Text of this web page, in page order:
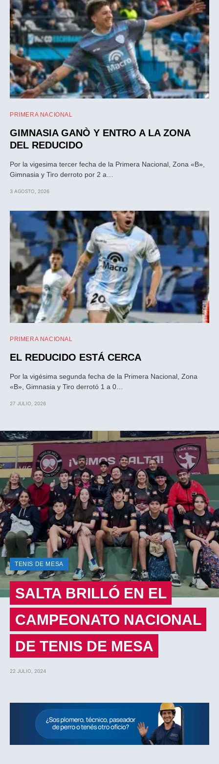
PRIMERA NACIONAL
GIMNASIA GANÒ Y ENTRO A LA ZONA
DEL REDUCIDO
Por la vigesima tercer fecha de la Primera Nacional, Zona «B»,
Gimnasia y Tiro derroto por 2 a…
3 AGOSTO, 2026
PRIMERA NACIONAL
EL REDUCIDO ESTÁ CERCA
Por la vigésima segunda fecha de la Primera Nacional, Zona
«B», Gimnasia y Tiro derrotó 1 a 0…
27 JULIO, 2026
TENIS DE MESA
SALTA BRILLÓ EN EL
CAMPEONATO NACIONAL
DE TENIS DE MESA
22 JULIO, 2024